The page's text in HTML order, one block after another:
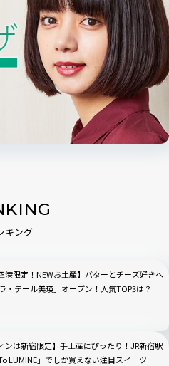
キング
港限定！NEWお土産】バターとチーズ好きへ
・テール美瑛」オープン！人気TOP3は？
ンは新宿限定】手土産にぴったり！JR新宿駅
LUMINE」でしか買えない注目スイーツ